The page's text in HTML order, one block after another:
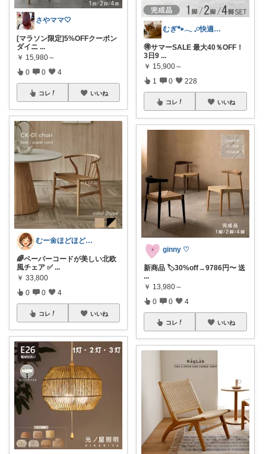
さやママ🤍
[マラソン限定]5%OFFクーポン
ダイニ ...
￥ 15,980～
0 0 4
コレ いいね
むー🌼ほどほど生活🌼
🌈ペーパーコードが美しい北欧
風チェア ✅ ...
￥ 33,800
0 0 4
コレ いいね
むぎ🐾‪𓂃 𓈒𓏸快適な寝具紹介
🉐サマーSALE 最大40％OFF！
3日9 ...
￥ 15,900～
1 0 228
コレ いいね
ginny ♡
新商品 🏷️30%off→9786円〜 送
...
￥ 13,980～
0 0 4
コレ いいね